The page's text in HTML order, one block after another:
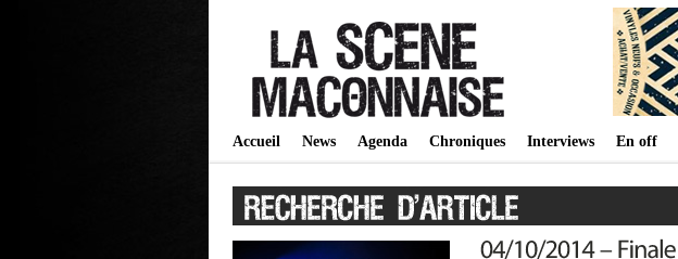
Accueil News Agenda Chroniques Interviews En off